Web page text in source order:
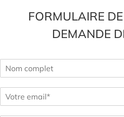
FORMULAIRE
DEMANDE